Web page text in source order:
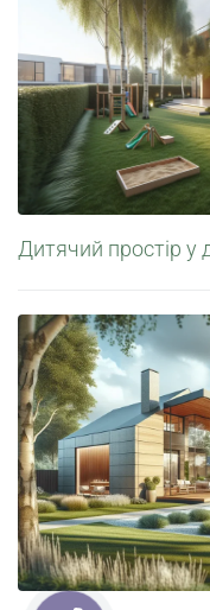
Дитячий простір у